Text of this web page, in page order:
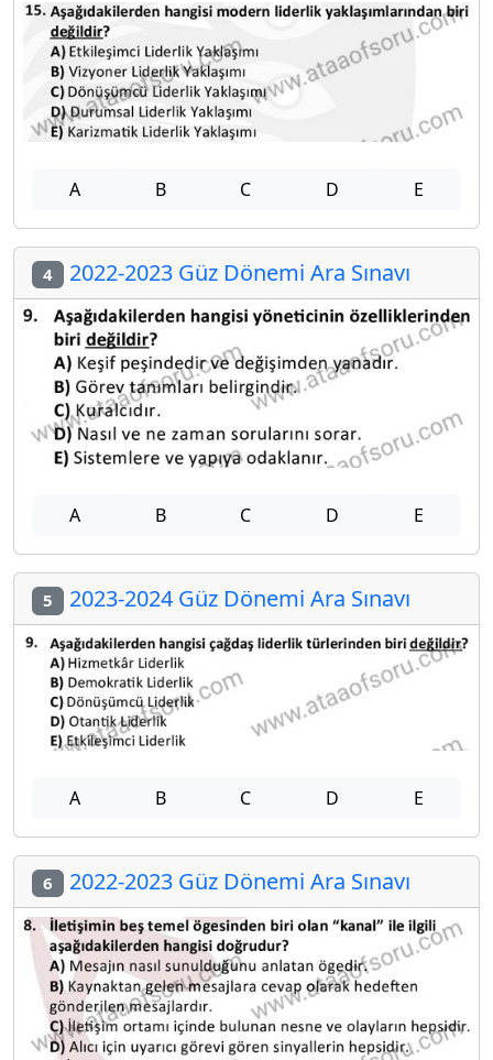
A B C D E
4 2022-2023 Güz Dönemi Ara Sınavı
A B C D E
5 2023-2024 Güz Dönemi Ara Sınavı
A B C D E
6 2022-2023 Güz Dönemi Ara Sınavı